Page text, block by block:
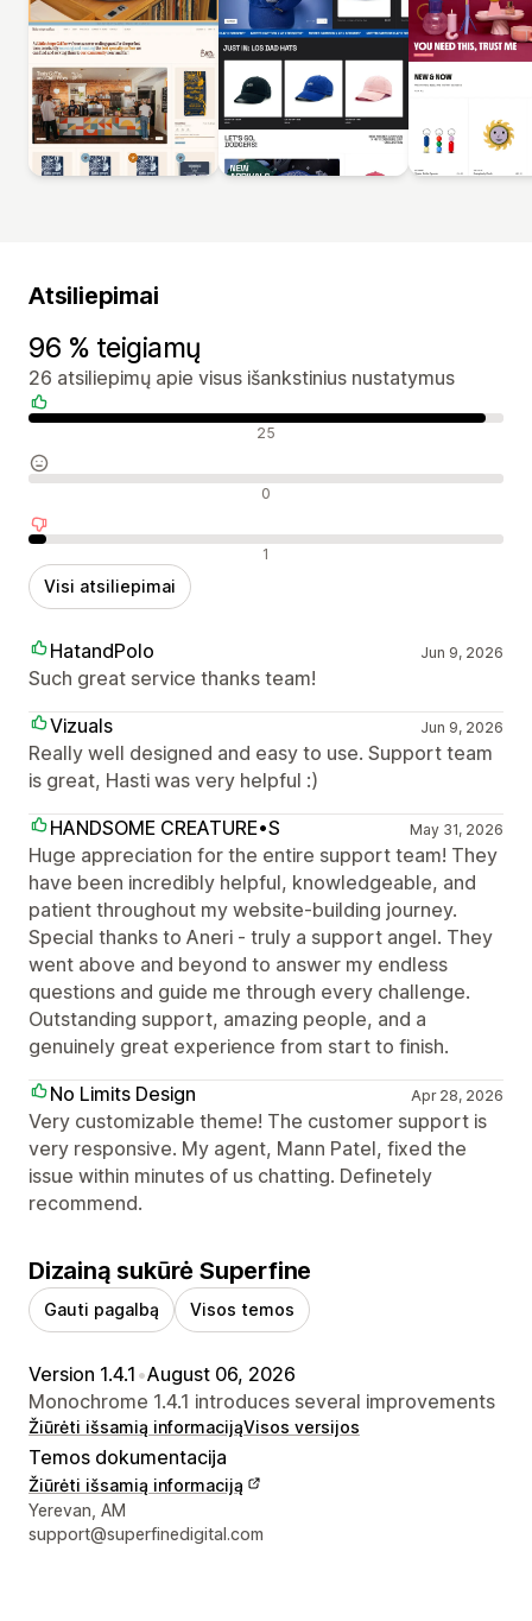
Atsiliepimai
96 % teigiamų
26 atsiliepimų apie visus išankstinius nustatymus
Teigiami atsiliepimai 25
Neutralūs atsiliepimai 0
Neigiami atsiliepimai 1
Visi atsiliepimai
HatandPolo Jun 9, 2026
Such great service thanks team!
Vizuals
Jun 9, 2026
Really well designed and easy to use. Support team
is great, Hasti was very helpful :)
HANDSOME CREATURE•S
May 31, 2026
Huge appreciation for the entire support team! They
have been incredibly helpful, knowledgeable, and
patient throughout my website-building journey.
Special thanks to Aneri - truly a support angel. They
went above and beyond to answer my endless
questions and guide me through every challenge.
Outstanding support, amazing people, and a
genuinely great experience from start to finish.
No Limits Design
Apr 28, 2026
Very customizable theme! The customer support is
very responsive. My agent, Mann Patel, fixed the
issue within minutes of us chatting. Definetely
recommend.
Dizainą sukūrė Superfine
Gauti pagalbą Visos temos
Version 1.4.1 •August 06, 2026
Monochrome 1.4.1 introduces several improvements
Žiūrėti išsamią informacijąVisos versijos
Temos dokumentacija
Žiūrėti išsamią informaciją
Kūrėjo kontaktiniai duomenys
Yerevan, AM
support@superfinedigital.com